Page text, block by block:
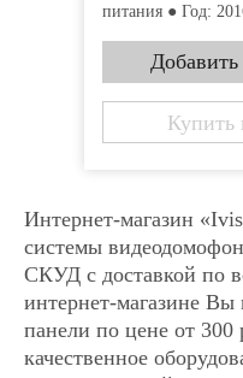
Купить в 1
SHERLOCK
Количество:
Имя
Купить в 1
SHERLOCK
Количество:
Имя
питания ● Год:
Купить
Интернет-магазин
системы
СКУД с доставкой по
интернет-магазине
панели по цене от
качественное